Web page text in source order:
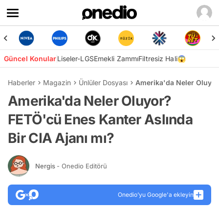
Güncel KonularLiseler-LGSEmekli ZammıFiltresiz Hali😱
Haberler Magazin Ünlüler Dosyası Amerika'da Neler
Amerika'da Neler Oluyor?
FETÖ'cü Enes Kanter Aslında
Bir CIA Ajanı mı?
Nergis - Onedio Editörü
Onedio’yu Google'a ekleyin